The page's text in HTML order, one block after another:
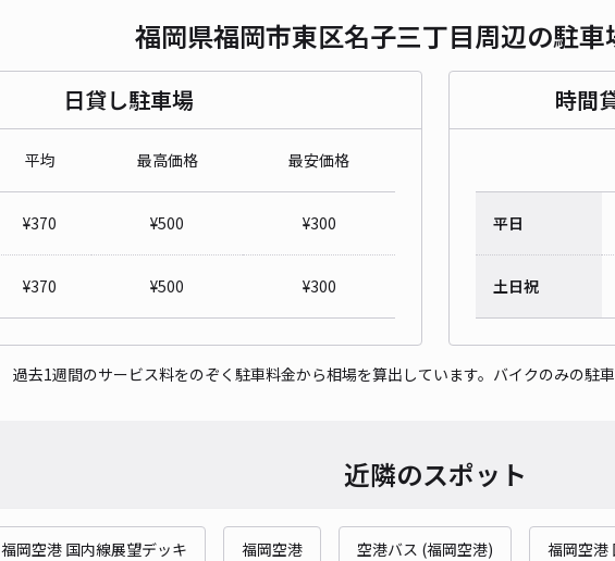
福岡県福岡市東区名子三丁目周辺の駐車
日貸し駐車場
平均 最高価格 最安価格
¥370 ¥500 ¥300
¥370 ¥500 ¥300
時間
平日
土日祝
過去1週間のサービス料をのぞく駐車料金から相場を算出しています。バイクのみの駐
近隣のスポット
福岡空港 国内線展望デッキ 福岡空港 空港バス (福岡空港) 福岡空港